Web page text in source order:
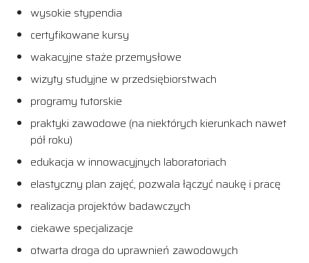
wysokie stypendia
certyfikowane kursy
wakacyjne staże przemysłowe
wizyty studyjne w przedsiębiorstwach
programy tutorskie
praktyki zawodowe (na niektórych kierunkach nawet
pół roku)
edukacja w innowacyjnych laboratoriach
elastyczny plan zajęć, pozwala łączyć naukę i pracę
realizacja projektów badawczych
ciekawe specjalizacje
otwarta droga do uprawnień zawodowych